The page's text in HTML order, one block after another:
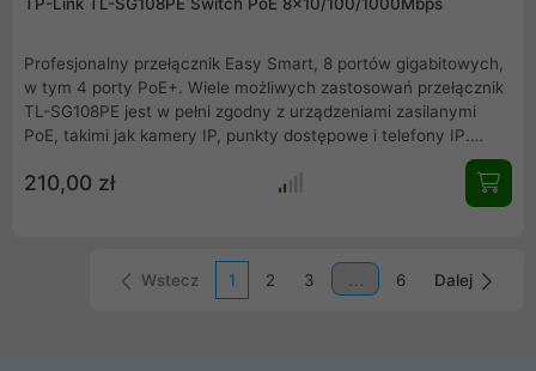
TP-Link TL-SG108PE Switch PoE 8x10/100/1000Mbps
Profesjonalny przełącznik Easy Smart, 8 portów gigabitowych,
w tym 4 porty PoE+. Wiele możliwych zastosowań przełącznik
TL-SG108PE jest w pełni zgodny z urządzeniami zasilanymi
PoE, takimi jak kamery IP, punkty dostępowe i telefony IP.
Współpracuje także z urządzeniami przewodowymi bez obsługi
PoE - komputerami, drukarkami oraz IPTV.
210,00 zł
Wstecz 1 2 3 6 Dalej